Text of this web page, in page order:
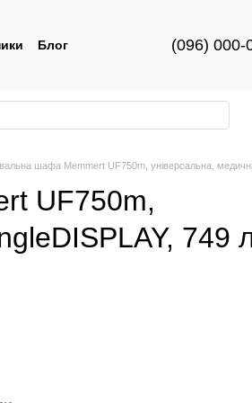
Блог (096) 000-
шафа Memmert UF750m, універсальна,
UF750m,
749